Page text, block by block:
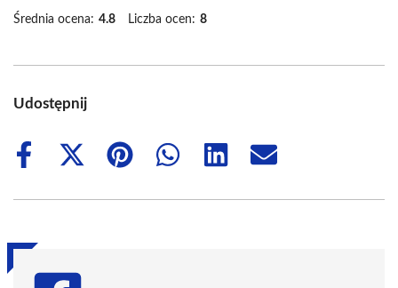
Średnia ocena: 4.8 Liczba ocen: 8
Udostępnij
Share
Share
(Twitter)
Share
Share
Share
Share